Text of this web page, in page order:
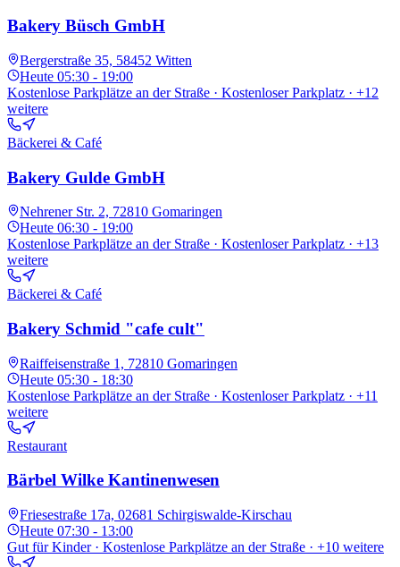
Bakery Büsch GmbH
Bergerstraße 35, 58452 Witten
Heute 05:30 - 19:00
Kostenlose Parkplätze an der Straße · Kostenloser Parkplatz · +12
weitere
Bäckerei & Café
Bakery Gulde GmbH
Nehrener Str. 2, 72810 Gomaringen
Heute 06:30 - 19:00
Kostenlose Parkplätze an der Straße · Kostenloser Parkplatz · +13
weitere
Bäckerei & Café
Bakery Schmid "cafe cult"
Raiffeisenstraße 1, 72810 Gomaringen
Heute 05:30 - 18:30
Kostenlose Parkplätze an der Straße · Kostenloser Parkplatz · +11
weitere
Restaurant
Bärbel Wilke Kantinenwesen
Friesestraße 17a, 02681 Schirgiswalde-Kirschau
Heute 07:30 - 13:00
Gut für Kinder · Kostenlose Parkplätze an der Straße · +10 weitere